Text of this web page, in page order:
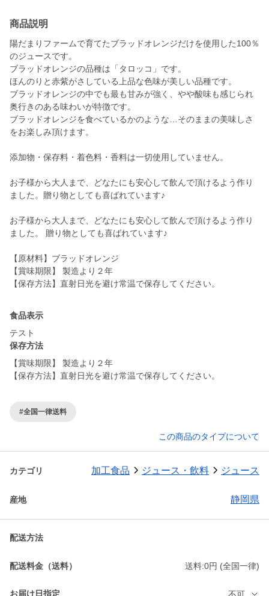
商品説明
陽だまりファームで育てたブラッドオレンジだけを使用した100％
のジュースです。
ブラッドオレンジの品種は「タロッコ」です。
ほんのりと赤紫がさしている上品な色味が美しい品種です。
ブラッドオレンジの中でも最も甘みが強く、やや酸味も感じられ
奥行きのある味わいが特徴です。
ブラッドオレンジを食べているかのような…そのままの美味しさ
をお楽しみ頂けます。
添加物・保存料・着色料・香料は一切使用していません。
お子様から大人まで、どなたにも安心して飲んで頂けるよう作り
ました。贈り物としても喜ばれています♪
お子様から大人まで、どなたにも安心して飲んで頂けるよう作り
ました。 贈り物としても喜ばれています♪
【原材料】ブラッドオレンジ
【賞味期限】 製造より２年
【保存方法】直射日光を避け常温で保存してください。
食品表示
テスト
保存方法
【賞味期限】 製造より２年
【保存方法】直射日光を避け常温で保存してください。
#全国一律送料
この商品のタイプについて
カテゴリ 加工食品 ジュース・飲料 ジュース
産地 静岡県
配送方法
配送料金（送料） 送料:0円 (全国一律)
お届け日指定 不可